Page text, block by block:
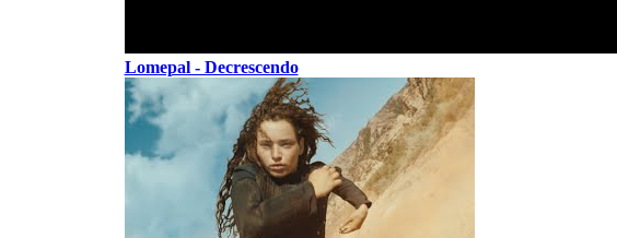
Lomepal - Decrescendo